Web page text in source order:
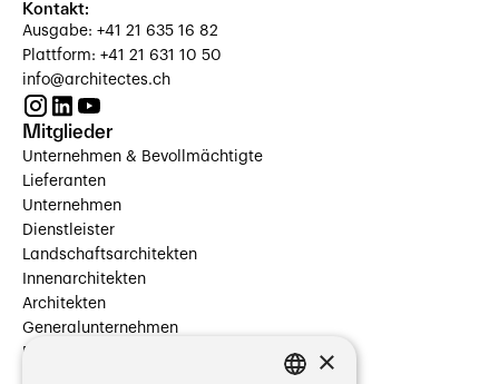
Kontakt:
Ausgabe: +41 21 635 16 82
Plattform: +41 21 631 10 50
info@architectes.ch
Mitglieder
Unternehmen & Bevollmächtigte
Lieferanten
Unternehmen
Dienstleister
Landschaftsarchitekten
Innenarchitekten
Architekten
Generalunternehmen
Beauftragte Unternehmen
×